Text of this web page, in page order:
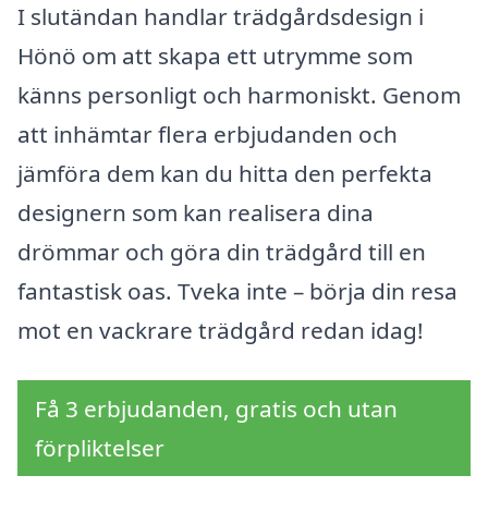
I slutändan handlar trädgårdsdesign i
Hönö om att skapa ett utrymme som
känns personligt och harmoniskt. Genom
att inhämtar flera erbjudanden och
jämföra dem kan du hitta den perfekta
designern som kan realisera dina
drömmar och göra din trädgård till en
fantastisk oas. Tveka inte – börja din resa
mot en vackrare trädgård redan idag!
Få 3 erbjudanden, gratis och utan
förpliktelser